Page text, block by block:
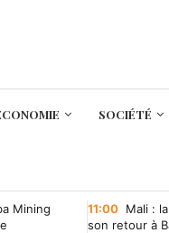
SOCIÉTÉ
Mining
11:00 Mali :
son retour à